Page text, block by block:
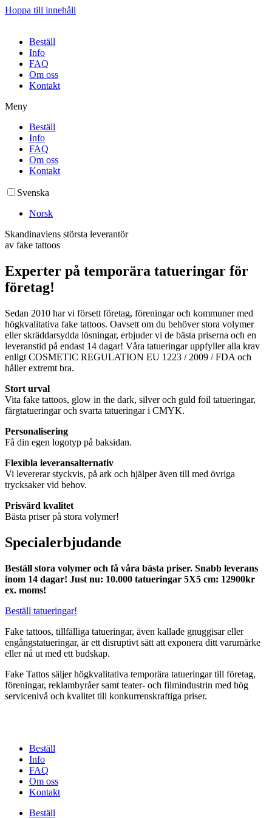
Hoppa till innehåll
Beställ
Info
FAQ
Om oss
Kontakt
Meny
Beställ
Info
FAQ
Om oss
Kontakt
Svenska
Norsk
Skandinaviens största leverantör
av fake tattoos
Experter på temporära tatueringar för
företag!
Sedan 2010 har vi försett företag, föreningar och kommuner med
högkvalitativa fake tattoos. Oavsett om du behöver stora volymer
eller skräddarsydda lösningar, erbjuder vi de bästa priserna och en
leveranstid på endast 14 dagar! Våra tatueringar uppfyller alla krav
enligt COSMETIC REGULATION EU 1223 / 2009 / FDA och
håller extremt bra.
Stort urval
Vita fake tattoos, glow in the dark, silver och guld foil tatueringar,
färgtatueringar och svarta tatueringar i CMYK.
Personalisering
Få din egen logotyp på baksidan.
Flexibla leveransalternativ
Vi levererar styckvis, på ark och hjälper även till med övriga
trycksaker vid behov.
Prisvärd kvalitet
Bästa priser på stora volymer!
Specialerbjudande
Beställ stora volymer och få våra bästa priser. Snabb leverans
inom 14 dagar! Just nu: 10.000 tatueringar 5X5 cm: 12900kr
ex. moms!
Beställ tatueringar!
Fake tattoos, tillfälliga tatueringar, även kallade gnuggisar eller
engångstatueringar, är ett disruptivt sätt att exponera ditt varumärke
eller nå ut med ett budskap.
Fake Tattos säljer högkvalitativa temporära tatueringar till företag,
föreningar, reklambyråer samt teater- och filmindustrin med hög
servicenivå och kvalitet till konkurrenskraftiga priser.
Beställ
Info
FAQ
Om oss
Kontakt
Beställ